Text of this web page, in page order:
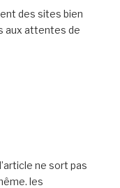
des sites bien
aux attentes de
ne sort pas
les